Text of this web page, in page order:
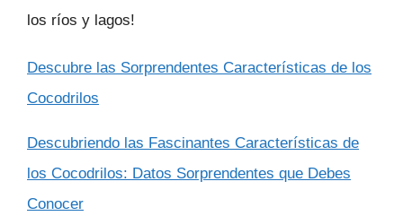
los ríos y lagos!
Descubre las Sorprendentes Características de los
Cocodrilos
Descubriendo las Fascinantes Características de
los Cocodrilos: Datos Sorprendentes que Debes
Conocer